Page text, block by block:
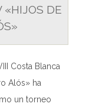
«HIJOS DE
Costa Blanca
Alós» ha
un torneo